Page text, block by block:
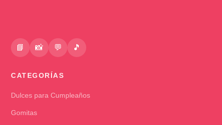
📘 📸 💬 🎵
CATEGORÍAS
Dulces para Cumpleaños
Gomitas